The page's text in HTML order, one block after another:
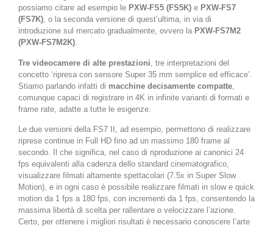
possiamo citare ad esempio le PXW-FS5 (FS5K) e PXW-FS7
(FS7K), o la seconda versione di quest’ultima, in via di
introduzione sul mercato gradualmente, ovvero la PXW-FS7M2
(PXW-FS7M2K).
Tre videocamere di alte prestazioni , tre interpretazioni del
concetto ‘ripresa con sensore Super 35 mm semplice ed efficace’.
Stiamo parlando infatti di macchine decisamente compatte
comunque capaci di registrare in 4K in infinite varianti di formati e
frame rate, adatte a tutte le esigenze.
Le due versioni della FS7 II, ad esempio, permettono di realizzare
riprese continue in Full HD fino ad un massimo 180 frame al
secondo. Il che significa, nel caso di riproduzione ai canonici 24
fps equivalenti alla cadenza dello standard cinematografico,
visualizzare filmati altamente spettacolari (7.5x in Super Slow
Motion), e in ogni caso è possibile realizzare filmati in slow e quick
motion da 1 fps a 180 fps, con incrementi da 1 fps, consentendo la
massima libertà di scelta per rallentare o velocizzare l’azione.
Certo, per ottenere i migliori risultati è necessario conoscere l’arte